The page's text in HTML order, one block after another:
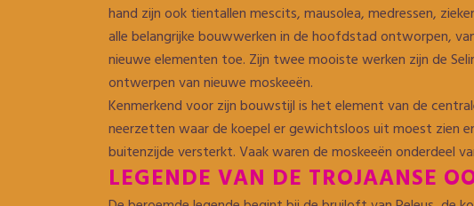
hand zijn ook tientallen mescits, mausolea, medressen,
alle belangrijke bouwwerken in de hoofdstad ontworpen,
nieuwe elementen toe. Zijn twee mooiste werken zijn de
ontwerpen van nieuwe moskeeën.
Kenmerkend voor zijn bouwstijl is het element van de
neerzetten waar de koepel er gewichtsloos uit moest zien
buitenzijde versterkt. Vaak waren de moskeeën onderdeel
LEGENDE VAN DE TROJAANSE